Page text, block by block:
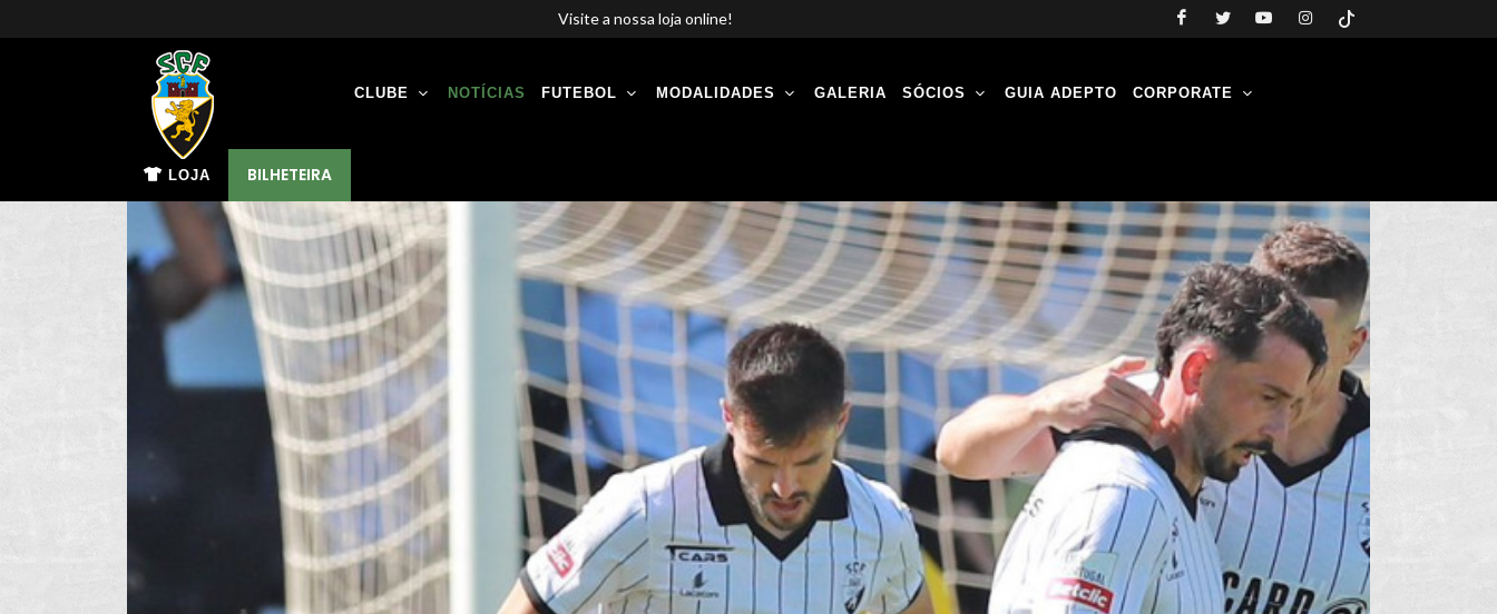
Visite a nossa loja online!
LOJA BILHETEIRA
CLUBE NOTÍCIAS FUTEBOL MODALIDADES GALERIA SÓCIOS GUIA ADEPTO CORPORATE